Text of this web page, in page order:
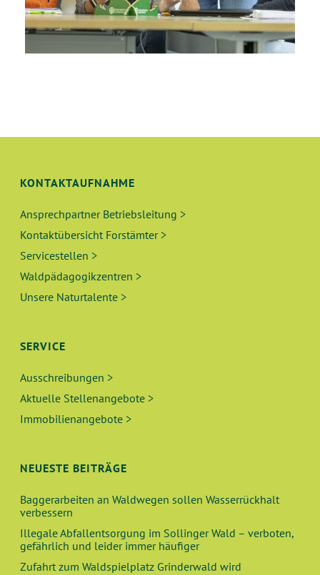
KONTAKTAUFNAHME
Ansprechpartner Betriebsleitung >
Kontaktübersicht Forstämter >
Servicestellen >
Waldpädagogikzentren >
Unsere Naturtalente >
SERVICE
Ausschreibungen >
Aktuelle Stellenangebote >
Immobilienangebote >
NEUESTE BEITRÄGE
Baggerarbeiten an Waldwegen sollen Wasserrückhalt
verbessern
Illegale Abfallentsorgung im Sollinger Wald – verboten,
gefährlich und leider immer häufiger
Zufahrt zum Waldspielplatz Grinderwald wird